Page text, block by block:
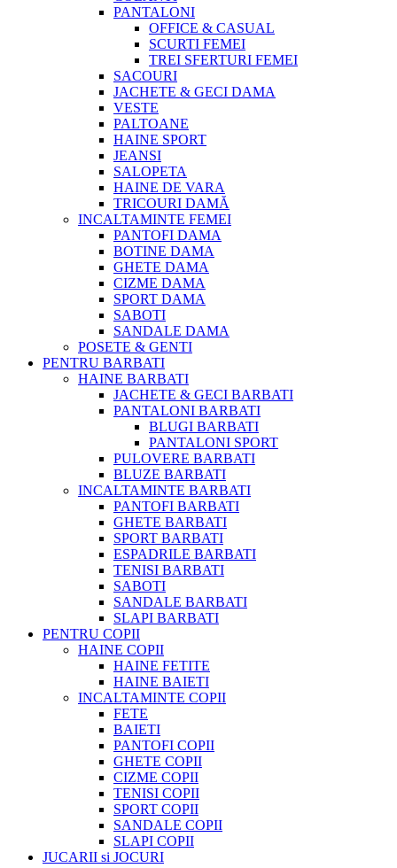
PANTALONI
OFFICE & CASUAL
SCURTI FEMEI
TREI SFERTURI FEMEI
SACOURI
JACHETE & GECI DAMA
VESTE
PALTOANE
HAINE SPORT
JEANSI
SALOPETA
HAINE DE VARA
TRICOURI DAMĂ
INCALTAMINTE FEMEI
PANTOFI DAMA
BOTINE DAMA
GHETE DAMA
CIZME DAMA
SPORT DAMA
SABOTI
SANDALE DAMA
POSETE & GENTI
PENTRU BARBATI
HAINE BARBATI
JACHETE & GECI BARBATI
PANTALONI BARBATI
BLUGI BARBATI
PANTALONI SPORT
PULOVERE BARBATI
BLUZE BARBATI
INCALTAMINTE BARBATI
PANTOFI BARBATI
GHETE BARBATI
SPORT BARBATI
ESPADRILE BARBATI
TENISI BARBATI
SABOTI
SANDALE BARBATI
SLAPI BARBATI
PENTRU COPII
HAINE COPII
HAINE FETITE
HAINE BAIETI
INCALTAMINTE COPII
FETE
BAIETI
PANTOFI COPII
GHETE COPII
CIZME COPII
TENISI COPII
SPORT COPII
SANDALE COPII
SLAPI COPII
JUCARII si JOCURI